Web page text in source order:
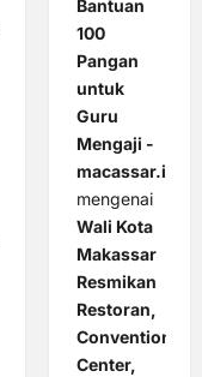
Bantuan
100
Pangan
untuk
Guru
Mengaji -
macassar.id
mengenai
Wali Kota
Makassar
Resmikan
Restoran,
Convention
Center,